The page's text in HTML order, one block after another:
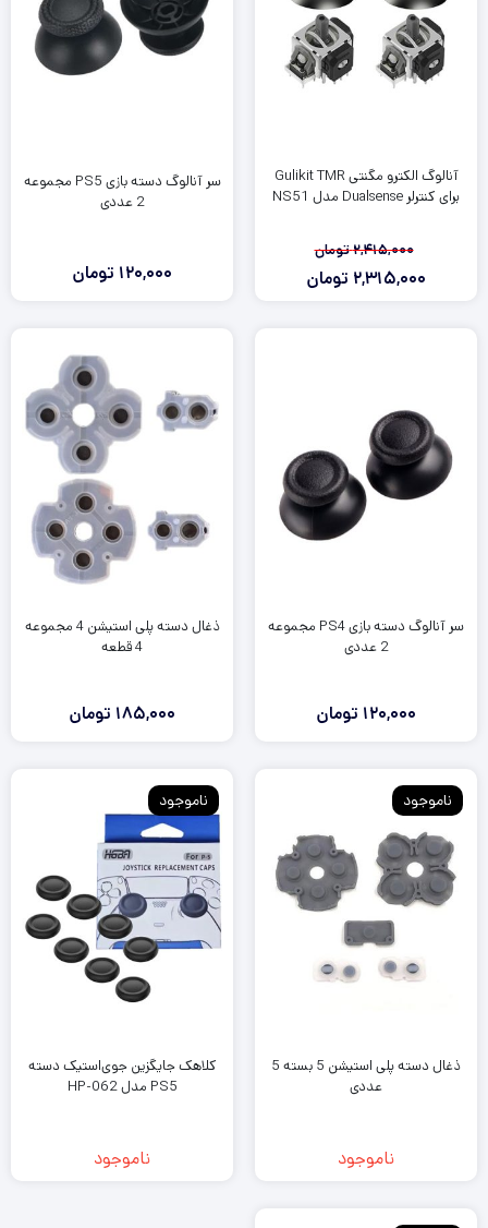
آنالوگ الکترو مگنتی Gulikit TMR
برای کنترلر Dualsense مدل NS51
2,415,000تومان
2,315,000 تومان
سر آنالوگ دسته بازی PS5 مجموعه
2 عددی
120,000 تومان
سر آنالوگ دسته بازی PS4 مجموعه
2 عددی
120,000 تومان
ذغال دسته پلی استیشن 4 مجموعه
4 قطعه
185,000 تومان
ناموجود
ذغال دسته پلی استیشن 5 بسته 5
عددی
ناموجود
ناموجود
کلاهک جایگزین جوی‌استیک دسته
PS5 مدل HP-062
ناموجود